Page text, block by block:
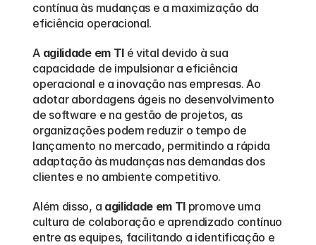
contínua às mudanças e a maximização da
eficiência operacional.
A agilidade em TI é vital devido à sua
capacidade de impulsionar a eficiência
operacional e a inovação nas empresas. Ao
adotar abordagens ágeis no desenvolvimento
de software e na gestão de projetos, as
organizações podem reduzir o tempo de
lançamento no mercado, permitindo a rápida
adaptação às mudanças nas demandas dos
clientes e no ambiente competitivo.
Além disso, a agilidade em TI promove uma
cultura de colaboração e aprendizado contínuo
entre as equipes, facilitando a identificação e